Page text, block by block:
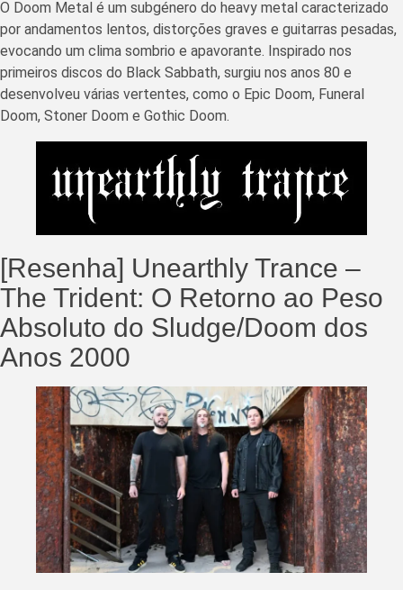
O Doom Metal é um subgénero do heavy metal caracterizado
por andamentos lentos, distorções graves e guitarras pesadas,
evocando um clima sombrio e apavorante. Inspirado nos
primeiros discos do Black Sabbath, surgiu nos anos 80 e
desenvolveu várias vertentes, como o Epic Doom, Funeral
Doom, Stoner Doom e Gothic Doom.
[Resenha] Unearthly Trance –
The Trident: O Retorno ao Peso
Absoluto do Sludge/Doom dos
Anos 2000